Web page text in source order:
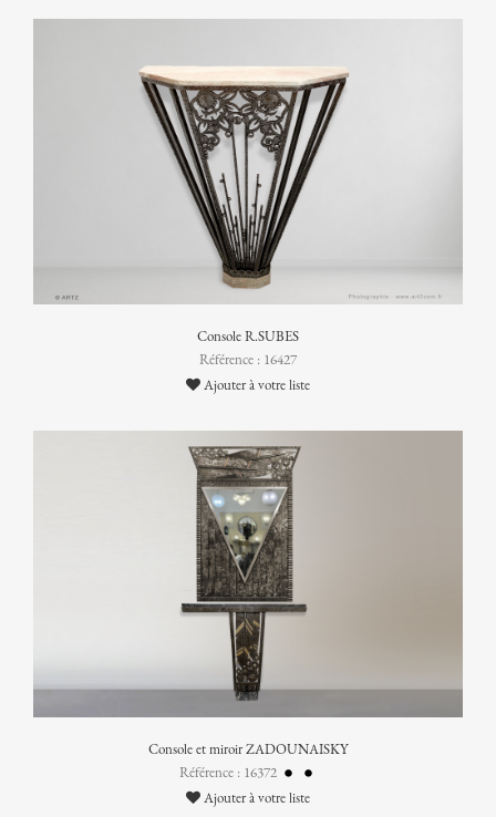
Console R.SUBES
Référence : 16427
Ajouter à votre liste
Console et miroir ZADOUNAISKY
Référence : 16372
Ajouter à votre liste